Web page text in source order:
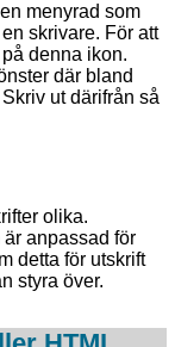
menyrad som
skrivare. För att
denna ikon.
där bland
ut därifrån så
olika.
anpassad för
detta för utskrift
styra över.